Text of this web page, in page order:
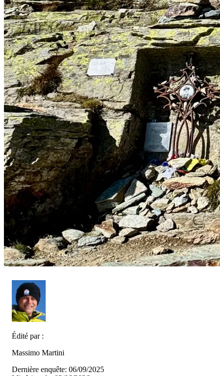
Édité par :
Massimo Martini
Dernière enquête: 06/09/2025